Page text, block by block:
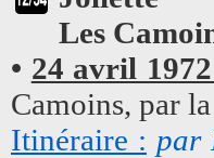
Les
• 24 avril
Camoins, par
Itinéraire : par